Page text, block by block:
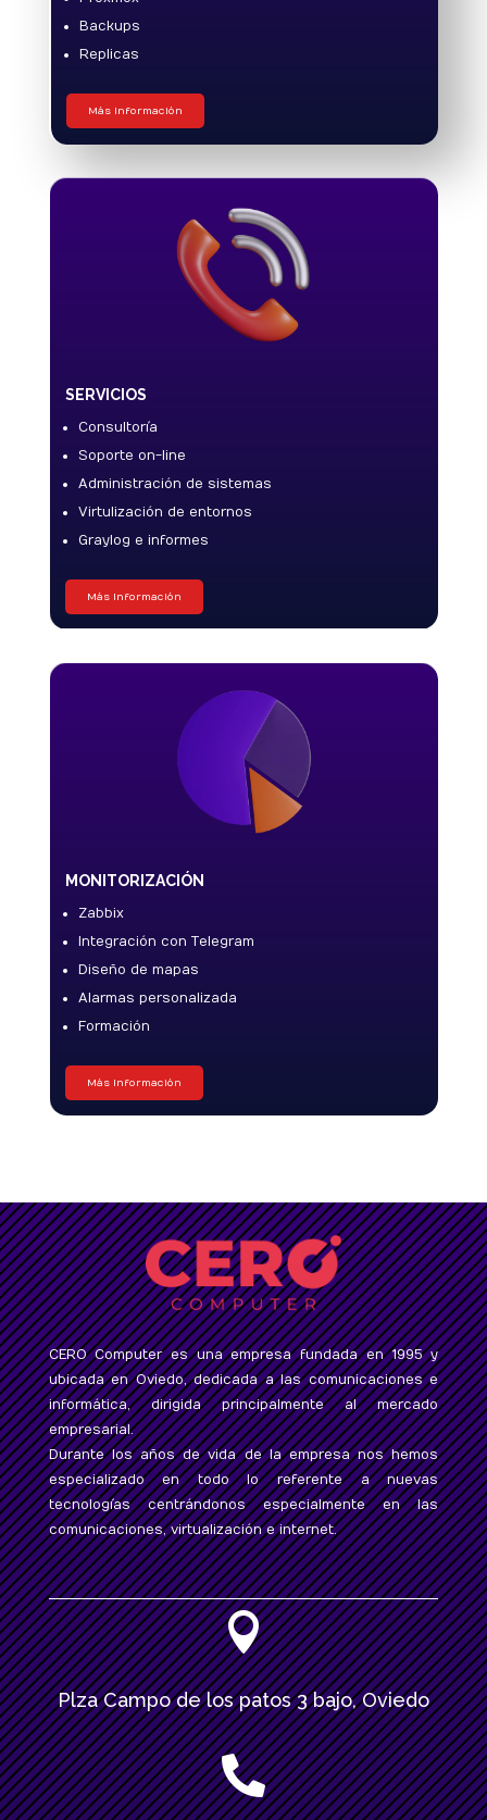
Backups
Replicas
Más Información
SERVICIOS
Consultoría
Soporte on-line
Administración de sistemas
Virtulización de entornos
Graylog e informes
Más Información
MONITORIZACIÓN
Zabbix
Integración con Telegram
Diseño de mapas
Alarmas personalizada
Formación
Más Información
CERO Computer es una empresa fundada en 1995 y
ubicada en Oviedo, dedicada a las comunicaciones e
informática, dirigida principalmente al mercado
empresarial.
Durante los años de vida de la empresa nos hemos
especializado en todo lo referente a nuevas
tecnologías centrándonos especialmente en las
comunicaciones, virtualización e internet.

Plza Campo de los patos 3 bajo, Oviedo
